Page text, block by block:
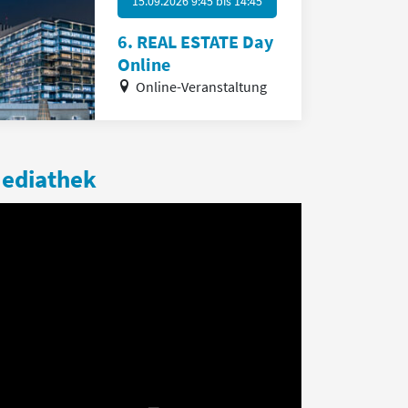
6. REAL ESTATE Day
Online
Online-Veranstaltung